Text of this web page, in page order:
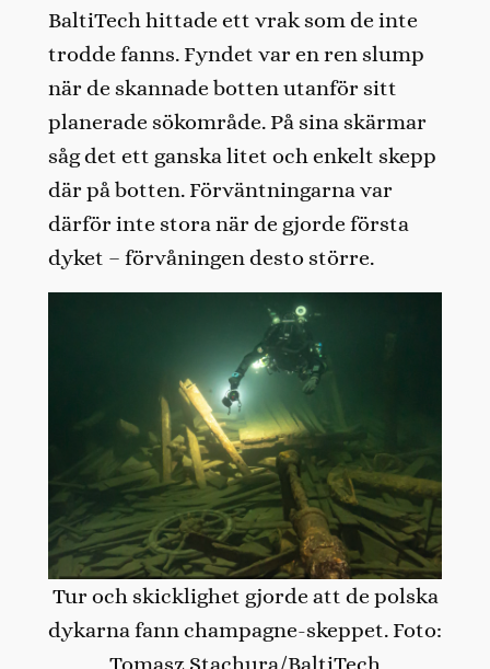
BaltiTech hittade ett vrak som de inte
trodde fanns. Fyndet var en ren slump
när de skannade botten utanför sitt
planerade sökområde. På sina skärmar
såg det ett ganska litet och enkelt skepp
där på botten. Förväntningarna var
därför inte stora när de gjorde första
dyket – förvåningen desto större.
Tur och skicklighet gjorde att de polska
dykarna fann champagne-skeppet. Foto:
Tomasz Stachura/BaltiTech